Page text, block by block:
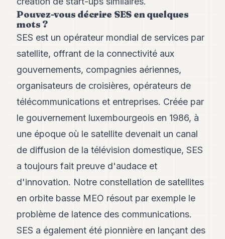
13
Andy
12
Andy
Andy
10
9
Andy
8
Andy
Andy
6
5
Andy
3
TECH
FINANCE
Pouvez-vous décrire SES en quelques
mots ?
SES est un opérateur mondial de services par
satellite, offrant de la connectivité aux
gouvernements, compagnies aériennes,
organisateurs de croisières, opérateurs de
télécommunications et entreprises. Créée par
le gouvernement luxembourgeois en 1986, à
une époque où le satellite devenait un canal
de diffusion de la télévision domestique, SES
a toujours fait preuve d'audace et
d'innovation. Notre constellation de satellites
en orbite basse MEO résout par exemple le
problème de latence des communications.
SES a également été pionnière en lançant des